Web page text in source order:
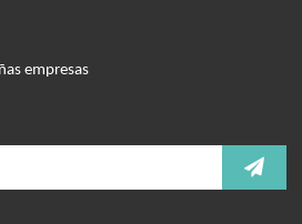
empresas